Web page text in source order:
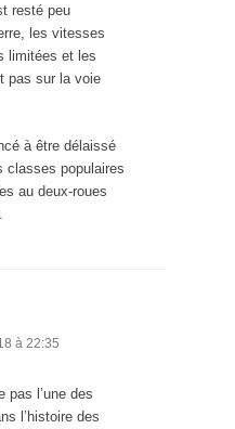
resté peu
les vitesses
limitées et les
pas sur la voie
à être délaissé
classes populaires
au deux-roues
à 22:35
pas l’une des
l’histoire des